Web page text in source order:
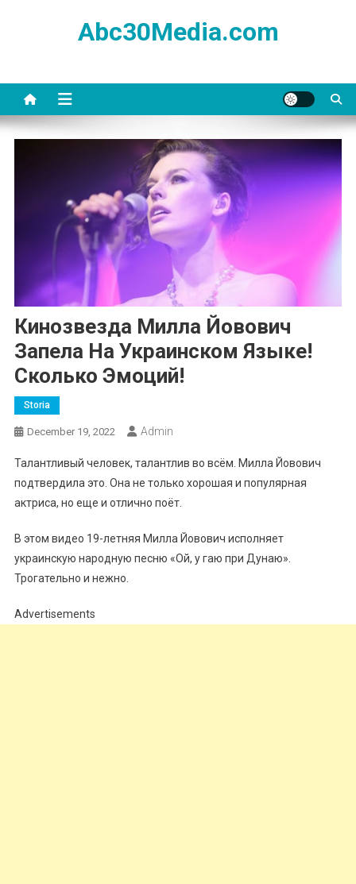
Abc30Media.com
Кинозвезда Милла Йовович
Запела На Украинском Языке!
Сколько Эмоций!
Storia
December 19, 2022 Admin
Талантливый человек, талантлив во всём. Милла Йовович
подтвердила это. Она не только хорошая и популярная
актриса, но еще и отлично поёт.
В этом видео 19-летняя Милла Йовович исполняет
украинскую народную песню «Ой, у гаю при Дунаю».
Трогательно и нежно.
Advertisements